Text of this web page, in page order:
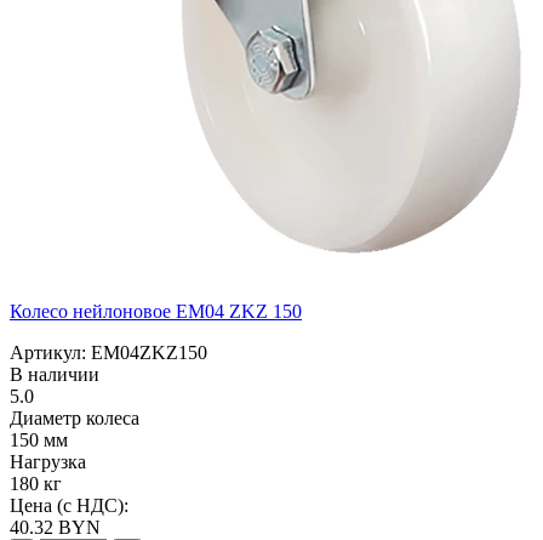
Колесо нейлоновое EM04 ZKZ 150
Артикул: EM04ZKZ150
В наличии
5.0
Диаметр колеса
150 мм
Нагрузка
180 кг
Цена (с НДС):
40.32 BYN